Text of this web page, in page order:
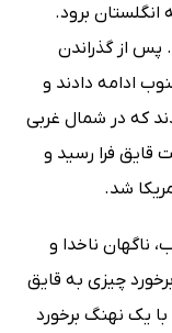
برود.
از گذراندن
ادامه دادند و
که در شمال غربی
1982، زمان بازگشت قایق فرا رسید و
شد.
ناگهان ناخدا و
چیزی به قایق
یک نهنگ برخورد